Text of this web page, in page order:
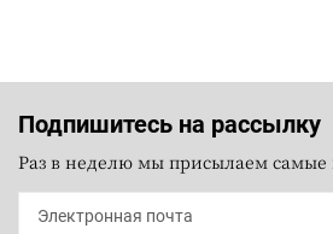
Подпишитесь на рассылку
Раз в неделю мы присылаем самые